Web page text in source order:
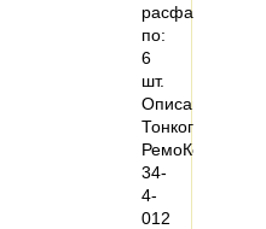
расфасовано
по:
6
шт.
Описание:
Тонкогубцы
РемоКолор
34-
4-
012